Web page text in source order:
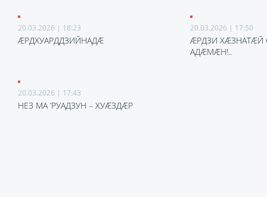
20.03.2026 | 18:23
ÆРДХУАРДДЗИЙНАДÆ
20.03.2026 | 17:50
ÆРДЗИ ХÆЗНАТÆЙ
АДÆМÆН!..
20.03.2026 | 17:43
НЕЗ МА ’РУАДЗУН – ХУÆЗДÆР